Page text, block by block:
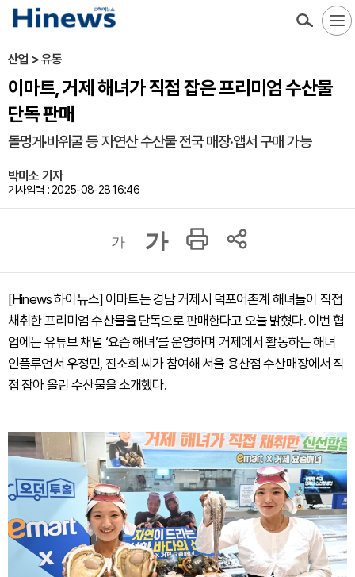
산업 > 유통
이마트, 거제 해녀가 직접 잡은 프리미엄 수산물
단독 판매
돌멍게·바위굴 등 자연산 수산물 전국 매장·앱서 구매 가능
박미소 기자
기사입력 : 2025-08-28 16:46
가 가
[Hinews 하이뉴스] 이마트는 경남 거제시 덕포어촌계 해녀들이 직접
채취한 프리미엄 수산물을 단독으로 판매한다고 오늘 밝혔다. 이번 협
업에는 유튜브 채널 ‘요즘 해녀’를 운영하며 거제에서 활동하는 해녀
인플루언서 우정민, 진소희 씨가 참여해 서울 용산점 수산매장에서 직
접 잡아 올린 수산물을 소개했다.